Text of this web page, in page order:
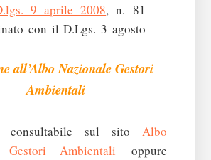
9 aprile 2008, n. 81
con il D.Lgs. 3 agosto
all’Albo Nazionale Gestori
Ambientali
consultabile sul sito
Albo
Gestori Ambientali
oppure